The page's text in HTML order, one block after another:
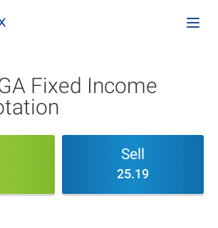
Fixed Income
Sell
25.19